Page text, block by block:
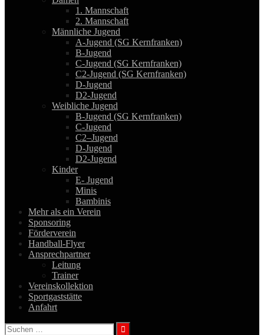
1. Mannschaft
2. Mannschaft
Männliche Jugend
A-Jugend (SG Kernfranken)
B-Jugend
C-Jugend (SG Kernfranken)
C2-Jugend (SG Kernfranken)
D-Jugend
D2-Jugend
Weibliche Jugend
B-Jugend (SG Kernfranken)
C-Jugend
C2–Jugend
D-Jugend
D2-Jugend
Kinder
E- Jugend
Minis
Bambinis
Mehr als ein Verein
Sponsoring
Förderverein
Handball-Flyer
Ansprechpartner
Leitung
Trainer
Vereinskollektion
Sportgaststätte
Anfahrt
Suchen